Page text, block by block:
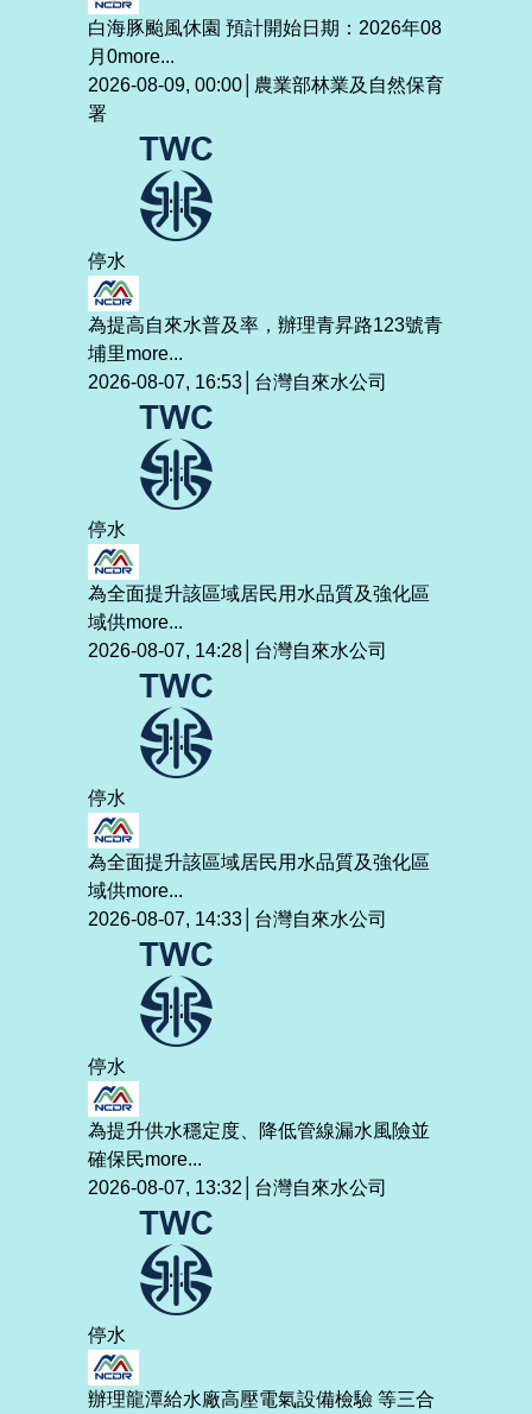
白海豚颱風休園 預計開始日期：2026年08
月0more...
2026-08-09, 00:00│農業部林業及自然保育
署
停水
為提高自來水普及率，辦理青昇路123號青
埔里more...
2026-08-07, 16:53│台灣自來水公司
停水
為全面提升該區域居民用水品質及強化區
域供more...
2026-08-07, 14:28│台灣自來水公司
停水
為全面提升該區域居民用水品質及強化區
域供more...
2026-08-07, 14:33│台灣自來水公司
停水
為提升供水穩定度、降低管線漏水風險並
確保民more...
2026-08-07, 13:32│台灣自來水公司
停水
辦理龍潭給水廠高壓電氣設備檢驗 等三合